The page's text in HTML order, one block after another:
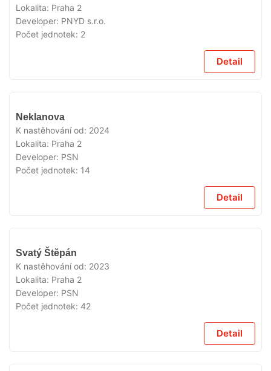
Lokalita: Praha 2
Developer: PNYD s.r.o.
Počet jednotek: 2
Detail
Neklanova
K nastěhování od: 2024
Lokalita: Praha 2
Developer: PSN
Počet jednotek: 14
Detail
Svatý Štěpán
K nastěhování od: 2023
Lokalita: Praha 2
Developer: PSN
Počet jednotek: 42
Detail